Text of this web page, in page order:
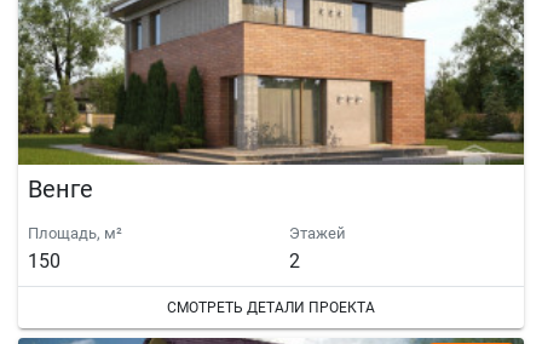
Венге
Площадь, м²
150
Этажей
2
СМОТРЕТЬ ДЕТАЛИ ПРОЕКТА